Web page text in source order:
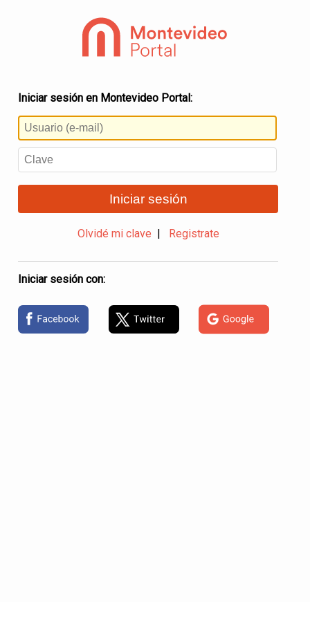
Iniciar sesión en Montevideo Portal:
Iniciar sesión
Olvidé mi clave Registrate
Iniciar sesión con: